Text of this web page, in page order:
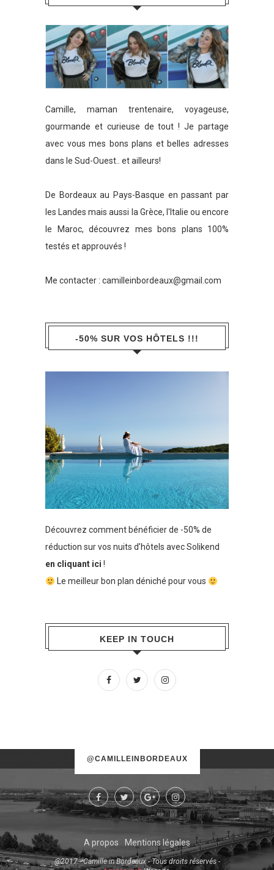
Camille, maman trentenaire, voyageuse,
gourmande et curieuse de tout ! Je partage
avec vous mes bons plans et belles adresses
dans le Sud-Ouest.. et ailleurs!
De Bordeaux au Pays-Basque en passant par
les Landes mais aussi la Grèce, l'Italie ou encore
le Maroc, découvrez mes bons plans 100%
testés et approuvés !
Me contacter : camilleinbordeaux@gmail.com
-50% SUR VOS HÔTELS !!!
Découvrez comment bénéficier de -50% de
réduction sur vos nuits d’hôtels avec Solikend
en cliquant ici !
Le meilleur bon plan déniché pour vous
KEEP IN TOUCH
@CAMILLEINBORDEAUX
Try some other hashtag or username
A propos Mentions légales
@2017 - Camille in Bordeaux - Tous droits réservés -